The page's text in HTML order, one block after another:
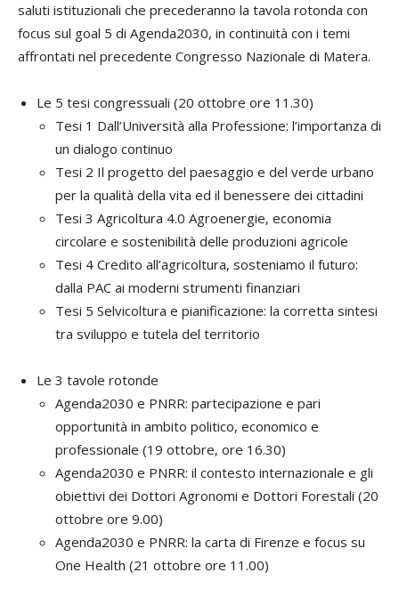
saluti istituzionali che precederanno la tavola rotonda con
focus sul goal 5 di Agenda2030, in continuità con i temi
affrontati nel precedente Congresso Nazionale di Matera.
Le 5 tesi congressuali (20 ottobre ore 11.30)
Tesi 1 Dall’Università alla Professione: l’importanza di
un dialogo continuo
Tesi 2 Il progetto del paesaggio e del verde urbano
per la qualità della vita ed il benessere dei cittadini
Tesi 3 Agricoltura 4.0 Agroenergie, economia
circolare e sostenibilità delle produzioni agricole
Tesi 4 Credito all’agricoltura, sosteniamo il futuro:
dalla PAC ai moderni strumenti finanziari
Tesi 5 Selvicoltura e pianificazione: la corretta sintesi
tra sviluppo e tutela del territorio
Le 3 tavole rotonde
Agenda2030 e PNRR: partecipazione e pari
opportunità in ambito politico, economico e
professionale (19 ottobre, ore 16.30)
Agenda2030 e PNRR: il contesto internazionale e gli
obiettivi dei Dottori Agronomi e Dottori Forestali (20
ottobre ore 9.00)
Agenda2030 e PNRR: la carta di Firenze e focus su
One Health (21 ottobre ore 11.00)